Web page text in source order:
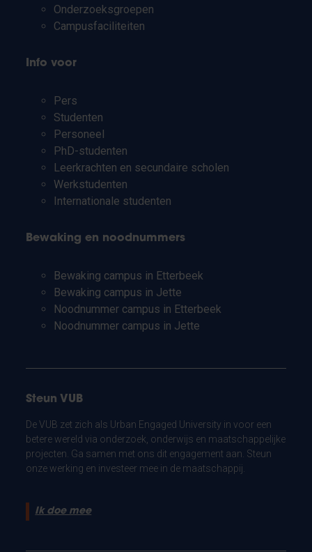
Onderzoeksgroepen
Campusfaciliteiten
Info voor
Pers
Studenten
Personeel
PhD-studenten
Leerkrachten en secundaire scholen
Werkstudenten
Internationale studenten
Bewaking en noodnummers
Bewaking campus in Etterbeek
Bewaking campus in Jette
Noodnummer campus in Etterbeek
Noodnummer campus in Jette
Steun VUB
De VUB zet zich als Urban Engaged University in voor een
betere wereld via onderzoek, onderwijs en maatschappelijke
projecten. Ga samen met ons dit engagement aan. Steun
onze werking en investeer mee in de maatschappij.
Ik doe mee